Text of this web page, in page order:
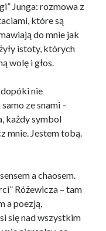
Junga: rozmowa z
które są
do mnie jak
istoty, których
wolę i głos.
nie
ze snami –
każdy symbol
mnie. Jestem tobą.
a chaosem.
Różewicza – tam
a poezją,
się nad wszystkim